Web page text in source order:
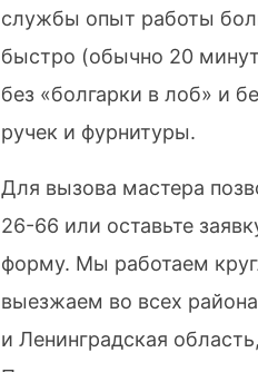
службы опыт работы
быстро (обычно 20
без «болгарки в лоб» и
ручек и фурнитуры.
Для вызова мастера
26-66 или оставьте
форму. Мы работаем
выезжаем во всех
и Ленинградская